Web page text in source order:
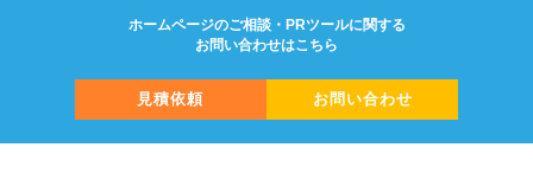
ホームページのご相談・PRツールに関する
お問い合わせはこちら
見積依頼 お問い合わせ